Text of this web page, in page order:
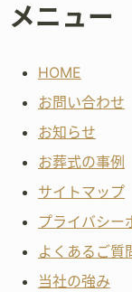
メニュー
HOME
お問い合わせ
お知らせ
お葬式の事例
サイトマップ
プライバシー
よくあるご質
当社の強み